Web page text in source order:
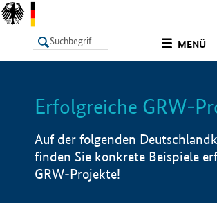
MENÜ
LISTE
Erfolgreiche GRW-
Auf der folgenden
finden Sie konkrete Beispiele
GRW-Projekte!